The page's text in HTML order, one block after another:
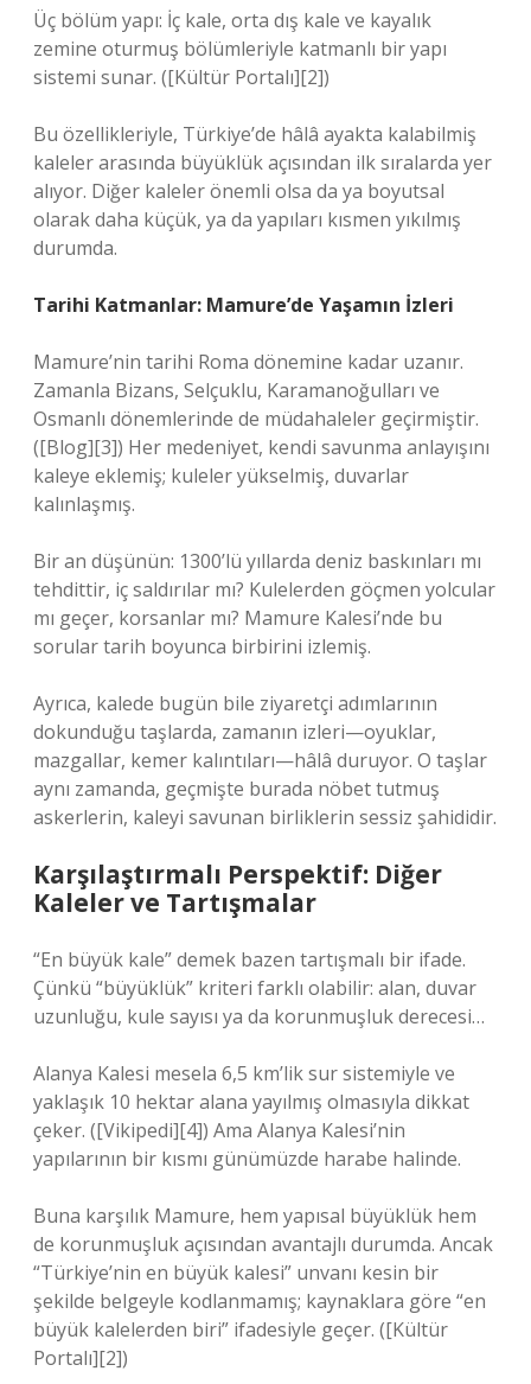
Üç bölüm yapı: İç kale, orta dış kale ve kayalık
zemine oturmuş bölümleriyle katmanlı bir yapı
sistemi sunar. ([Kültür Portalı][2])
Bu özellikleriyle, Türkiye’de hâlâ ayakta kalabilmiş
kaleler arasında büyüklük açısından ilk sıralarda yer
alıyor. Diğer kaleler önemli olsa da ya boyutsal
olarak daha küçük, ya da yapıları kısmen yıkılmış
durumda.
Tarihi Katmanlar: Mamure’de Yaşamın İzleri
Mamure’nin tarihi Roma dönemine kadar uzanır.
Zamanla Bizans, Selçuklu, Karamanoğulları ve
Osmanlı dönemlerinde de müdahaleler geçirmiştir.
([Blog][3]) Her medeniyet, kendi savunma anlayışını
kaleye eklemiş; kuleler yükselmiş, duvarlar
kalınlaşmış.
Bir an düşünün: 1300’lü yıllarda deniz baskınları mı
tehdittir, iç saldırılar mı? Kulelerden göçmen yolcular
mı geçer, korsanlar mı? Mamure Kalesi’nde bu
sorular tarih boyunca birbirini izlemiş.
Ayrıca, kalede bugün bile ziyaretçi adımlarının
dokunduğu taşlarda, zamanın izleri—oyuklar,
mazgallar, kemer kalıntıları—hâlâ duruyor. O taşlar
aynı zamanda, geçmişte burada nöbet tutmuş
askerlerin, kaleyi savunan birliklerin sessiz şahididir.
Karşılaştırmalı Perspektif: Diğer
Kaleler ve Tartışmalar
“En büyük kale” demek bazen tartışmalı bir ifade.
Çünkü “büyüklük” kriteri farklı olabilir: alan, duvar
uzunluğu, kule sayısı ya da korunmuşluk derecesi…
Alanya Kalesi mesela 6,5 km’lik sur sistemiyle ve
yaklaşık 10 hektar alana yayılmış olmasıyla dikkat
çeker. ([Vikipedi][4]) Ama Alanya Kalesi’nin
yapılarının bir kısmı günümüzde harabe halinde.
Buna karşılık Mamure, hem yapısal büyüklük hem
de korunmuşluk açısından avantajlı durumda. Ancak
“Türkiye’nin en büyük kalesi” unvanı kesin bir
şekilde belgeyle kodlanmamış; kaynaklara göre “en
büyük kalelerden biri” ifadesiyle geçer. ([Kültür
Portalı][2])